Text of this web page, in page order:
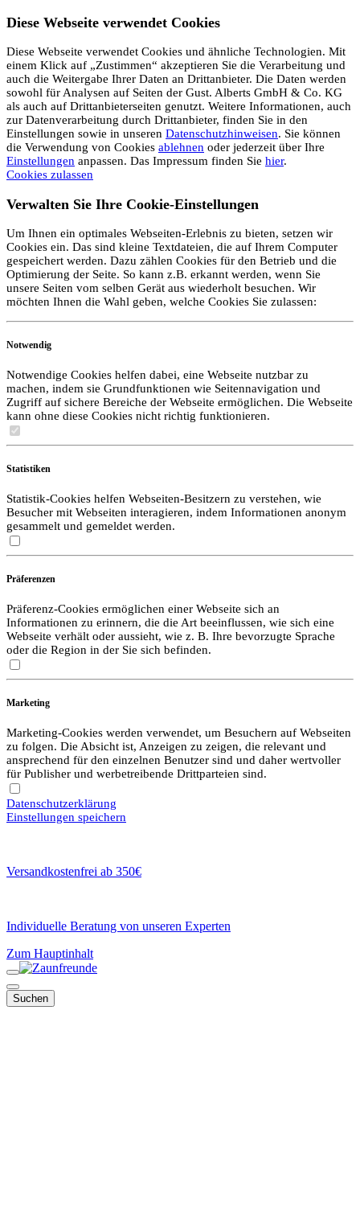
Diese Webseite verwendet Cookies
Diese Webseite verwendet Cookies und ähnliche Technologien. Mit
einem Klick auf „Zustimmen“ akzeptieren Sie die Verarbeitung und
auch die Weitergabe Ihrer Daten an Drittanbieter. Die Daten werden
sowohl für Analysen auf Seiten der Gust. Alberts GmbH & Co. KG
als auch auf Drittanbieterseiten genutzt. Weitere Informationen, auch
zur Datenverarbeitung durch Drittanbieter, finden Sie in den
Einstellungen sowie in unseren Datenschutzhinweisen. Sie können
die Verwendung von Cookies ablehnen oder jederzeit über Ihre
Einstellungen anpassen. Das Impressum finden Sie hier.
Cookies zulassen
Verwalten Sie Ihre Cookie-Einstellungen
Um Ihnen ein optimales Webseiten-Erlebnis zu bieten, setzen wir
Cookies ein. Das sind kleine Textdateien, die auf Ihrem Computer
gespeichert werden. Dazu zählen Cookies für den Betrieb und die
Optimierung der Seite. So kann z.B. erkannt werden, wenn Sie
unsere Seiten vom selben Gerät aus wiederholt besuchen. Wir
möchten Ihnen die Wahl geben, welche Cookies Sie zulassen:
Notwendig
Notwendige Cookies helfen dabei, eine Webseite nutzbar zu
machen, indem sie Grundfunktionen wie Seitennavigation und
Zugriff auf sichere Bereiche der Webseite ermöglichen. Die Webseite
kann ohne diese Cookies nicht richtig funktionieren.
Statistiken
Statistik-Cookies helfen Webseiten-Besitzern zu verstehen, wie
Besucher mit Webseiten interagieren, indem Informationen anonym
gesammelt und gemeldet werden.
Präferenzen
Präferenz-Cookies ermöglichen einer Webseite sich an
Informationen zu erinnern, die die Art beeinflussen, wie sich eine
Webseite verhält oder aussieht, wie z. B. Ihre bevorzugte Sprache
oder die Region in der Sie sich befinden.
Marketing
Marketing-Cookies werden verwendet, um Besuchern auf Webseiten
zu folgen. Die Absicht ist, Anzeigen zu zeigen, die relevant und
ansprechend für den einzelnen Benutzer sind und daher wertvoller
für Publisher und werbetreibende Drittparteien sind.
Datenschutzerklärung
Einstellungen speichern
Versandkostenfrei ab 350€
Individuelle Beratung von unseren Experten
Zum Hauptinhalt
Suchen